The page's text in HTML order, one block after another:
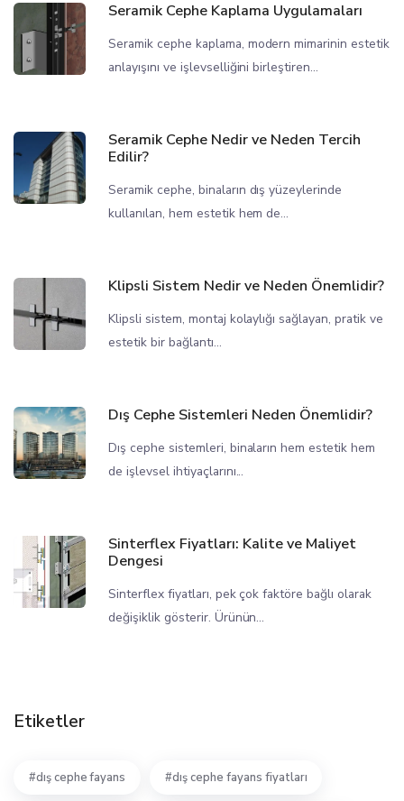
Seramik Cephe Kaplama Uygulamaları
Seramik cephe kaplama, modern mimarinin estetik
anlayışını ve işlevselliğini birleştiren...
Seramik Cephe Nedir ve Neden Tercih
Edilir?
Seramik cephe, binaların dış yüzeylerinde
kullanılan, hem estetik hem de...
Klipsli Sistem Nedir ve Neden Önemlidir?
Klipsli sistem, montaj kolaylığı sağlayan, pratik ve
estetik bir bağlantı...
Dış Cephe Sistemleri Neden Önemlidir?
Dış cephe sistemleri, binaların hem estetik hem
de işlevsel ihtiyaçlarını...
Sinterflex Fiyatları: Kalite ve Maliyet
Dengesi
Sinterflex fiyatları, pek çok faktöre bağlı olarak
değişiklik gösterir. Ürünün...
Etiketler
dış cephe fayans dış cephe fayans fiyatları